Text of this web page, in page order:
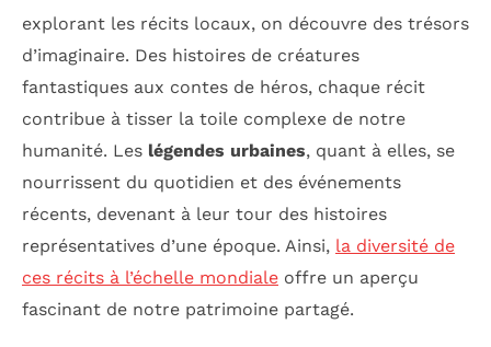
explorant les récits locaux, on découvre des trésors
d’imaginaire. Des histoires de créatures
fantastiques aux contes de héros, chaque récit
contribue à tisser la toile complexe de notre
humanité. Les légendes urbaines, quant à elles, se
nourrissent du quotidien et des événements
récents, devenant à leur tour des histoires
représentatives d’une époque. Ainsi, la diversité de
ces récits à l’échelle mondiale offre un aperçu
fascinant de notre patrimoine partagé.